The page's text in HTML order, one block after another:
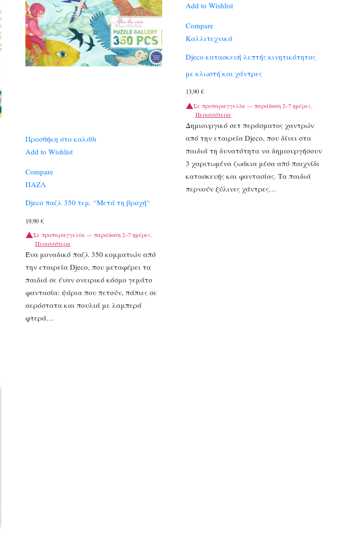
Προσθήκη στο καλάθι
Add to Wishlist
Compare
ΠΑΖΛ
Djeco παζλ 350 τεμ. “Μετά τη βροχή“
19,90 €
Σε προπαραγγελία — παράδοση 2–7 ημέρες.
Περισσότερα
Ένα μοναδικό παζλ 350 κομματιών από
την εταιρεία Djeco, που μεταφέρει τα
παιδιά σε έναν ονειρικό κόσμο γεμάτο
φαντασία: ψάρια που πετούν, πάπιες σε
αερόστατα και πουλιά με λαμπερά
φτερά…
Add to Wishlist
Compare
Καλλιτεχνικά
Djeco κατασκευή λεπτής κινητικότητας
με κλωστή και χάντρες
13,90 €
Σε προπαραγγελία — παράδοση 2–7 ημέρες.
Περισσότερα
Δημιουργικό σετ περάσματος χαντρών
από την εταιρεία Djeco, που δίνει στα
παιδιά τη δυνατότητα να δημιουργήσουν
3 χαριτωμένα ζωάκια μέσα από παιχνίδι
κατασκευής και φαντασίας. Τα παιδιά
περνούν ξύλινες χάντρες…